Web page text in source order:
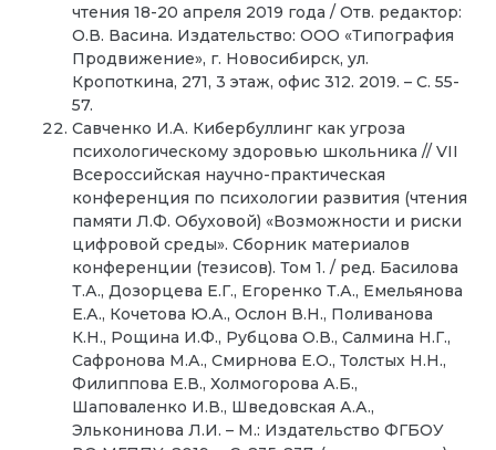
чтения 18-20 апреля 2019 года / Отв. редактор:
О.В. Васина. Издательство: ООО «Типография
Продвижение», г. Новосибирск, ул.
Кропоткина, 271, 3 этаж, офис 312. 2019. – С. 55-
57.
Савченко И.А. Кибербуллинг как угроза
психологическому здоровью школьника // VII
Всероссийская научно-практическая
конференция по психологии развития (чтения
памяти Л.Ф. Обуховой) «Возможности и риски
цифровой среды». Сборник материалов
конференции (тезисов). Том 1. / ред. Басилова
Т.А., Дозорцева Е.Г., Егоренко Т.А., Емельянова
Е.А., Кочетова Ю.А., Ослон В.Н., Поливанова
К.Н., Рощина И.Ф., Рубцова О.В., Салмина Н.Г.,
Сафронова М.А., Смирнова Е.О., Толстых Н.Н.,
Филиппова Е.В., Холмогорова А.Б.,
Шаповаленко И.В., Шведовская А.А.,
Эльконинова Л.И. – М.: Издательство ФГБОУ